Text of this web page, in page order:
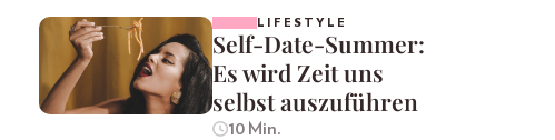
LIFESTYLE
Self-Date-Summer:
Es wird Zeit uns
selbst auszuführen
10 Min.